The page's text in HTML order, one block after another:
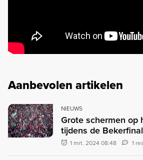
Aanbevolen artikelen
NIEUWS
Grote schermen op
tijdens de
1 mrt. 2024 08:48 1